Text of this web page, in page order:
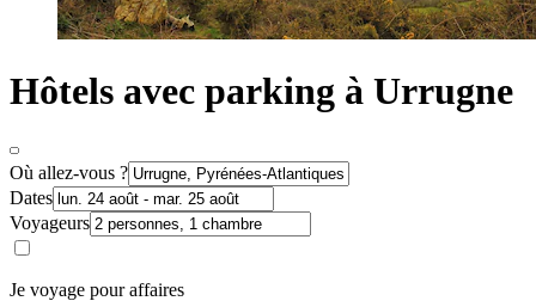
Hôtels avec parking à Urrugne
Où allez-vous ?
Dates
Voyageurs
Je voyage pour affaires